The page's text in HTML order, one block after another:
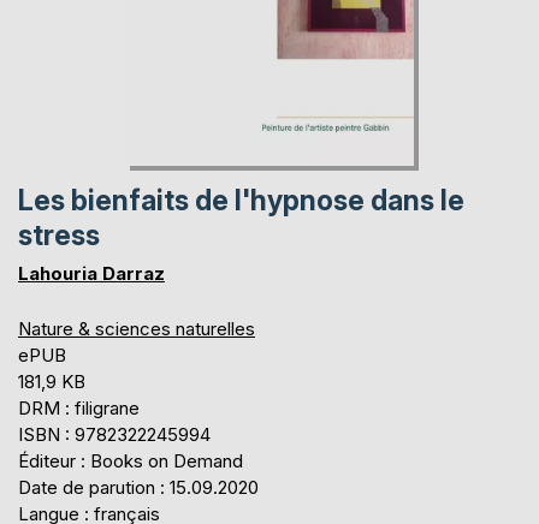
Les bienfaits de l'hypnose dans le
stress
Lahouria Darraz
Nature & sciences naturelles
ePUB
181,9 KB
DRM : filigrane
ISBN : 9782322245994
Éditeur : Books on Demand
Date de parution : 15.09.2020
Langue : français